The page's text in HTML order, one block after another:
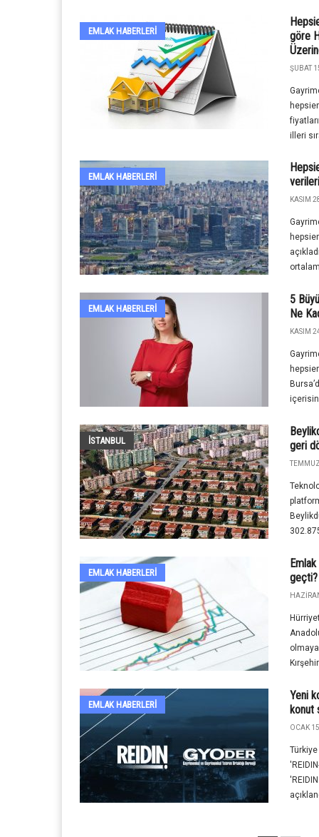
EMLAK HABERLERI
göre
ŞUBAT
illeri
EMLAK HABERLERI
KASIM
EMLAK HABERLERI
5
Ne
KASIM
İSTANBUL
geri
EMLAK HABERLERI
Emlak
geçti?
EMLAK HABERLERI
Yeni
konut
OCAK